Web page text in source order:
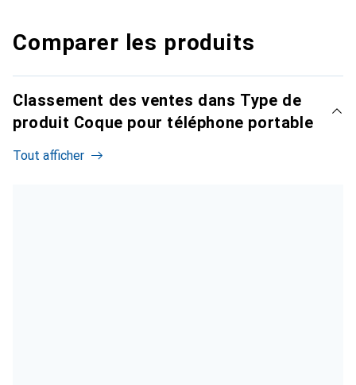
Comparer les produits
Classement des ventes dans Type de
produit Coque pour téléphone portable
Tout afficher